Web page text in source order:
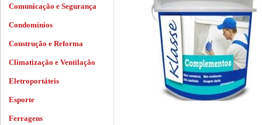
Comunicação e Segurança
Condomínios
Construção e Reforma
Climatização e Ventilação
Eletroportáteis
Esporte
Ferragens